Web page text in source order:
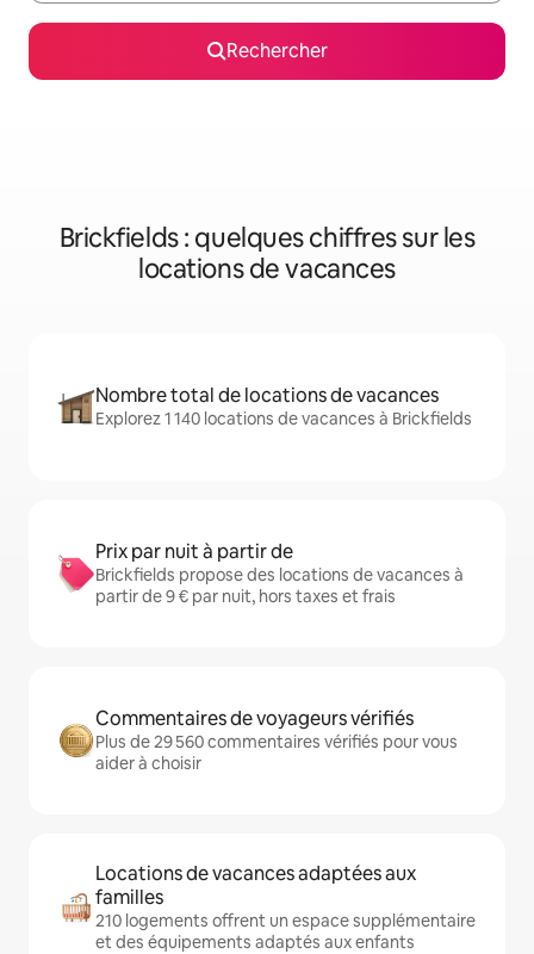
Rechercher
Brickfields : quelques chiffres sur les
locations de vacances
Nombre total de locations de vacances
Explorez 1 140 locations de vacances à Brickfields
Prix par nuit à partir de
Brickfields propose des locations de vacances à
partir de 9 € par nuit, hors taxes et frais
Commentaires de voyageurs vérifiés
Plus de 29 560 commentaires vérifiés pour vous
aider à choisir
Locations de vacances adaptées aux
familles
210 logements offrent un espace supplémentaire
et des équipements adaptés aux enfants